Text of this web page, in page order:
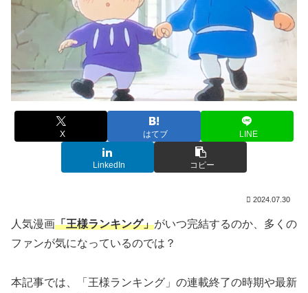
X はてブ LINE
LinkedIn コピー
2024.07.30
人気漫画「王様ランキング」がいつ完結するのか、多くの
ファンが気になっているのでは？
本記事では、「王様ランキング」の連載終了の時期や最新